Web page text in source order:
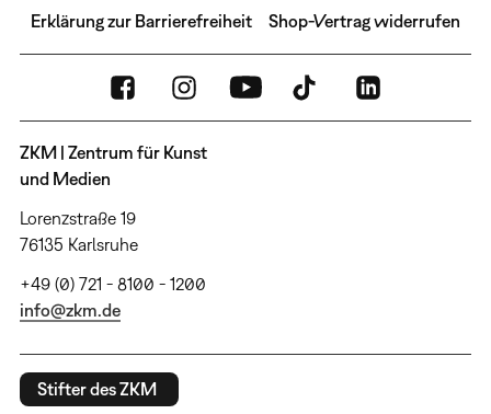
Erklärung zur Barrierefreiheit Shop-Vertrag widerrufen
ZKM | Zentrum für Kunst
und Medien
Lorenzstraße 19
76135 Karlsruhe
+49 (0) 721 - 8100 - 1200
info@zkm.de
Stifter des ZKM